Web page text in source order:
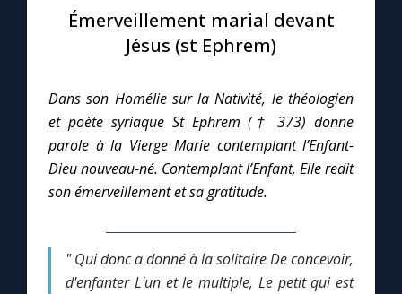
La vidéo de la semaine
Le compte Tiktok
Le magazine
Le site internet
Prier au quotidien
Émerveillement marial devant
Jésus (st Ephrem)
Dans son Homélie sur la Nativité, le théologien
et poète syriaque St Ephrem († 373) donne
parole à la Vierge Marie contemplant l’Enfant-
Dieu nouveau-né. Contemplant l’Enfant, Elle redit
son émerveillement et sa gratitude.
" Qui donc a donné à la solitaireDe concevoir,
d'enfanter L'un et le multiple, Le petit qui est